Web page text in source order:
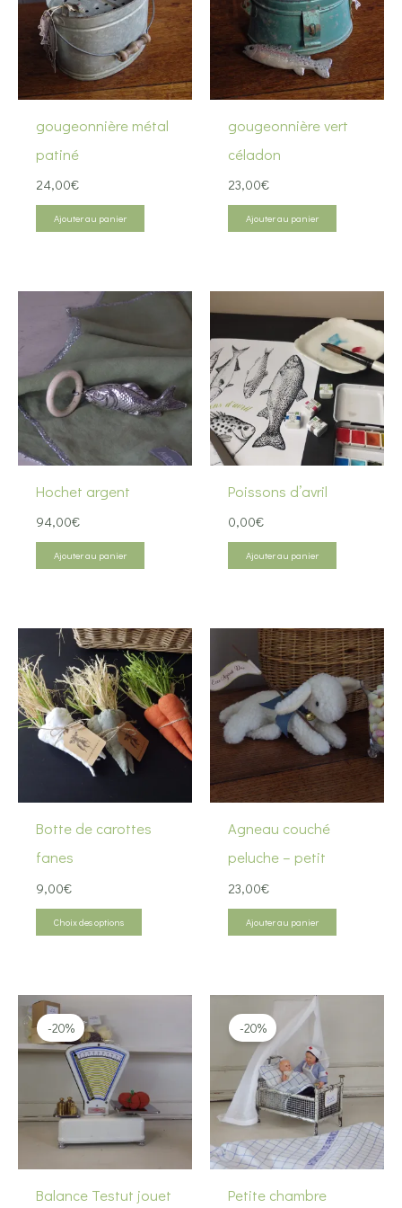
gougeonnière métal
patiné
24,00€
Ajouter au panier
gougeonnière vert
céladon
23,00€
Ajouter au panier
Hochet argent
94,00€
Ajouter au panier
Poissons d’avril
0,00€
Ajouter au panier
Botte de carottes
fanes
9,00€
Choix des options
Les
options
peuvent
être
choisies
sur
Agneau couché
peluche – petit
23,00€
Ajouter au panier
-20%
Balance Testut jouet
-20%
Petite chambre